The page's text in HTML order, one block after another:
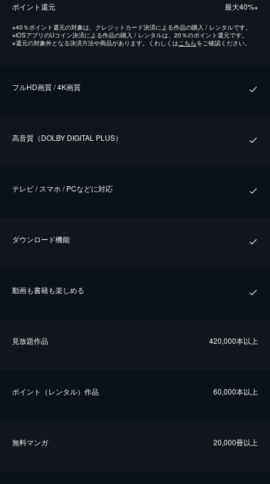
ポイント還元 最⼤40%※
※40％ポイント還元の対象は、クレジットカード決済による作品の購入 / レンタルです。
※iOSアプリのUコイン決済による作品の購入 / レンタルは、20％のポイント還元です。
※還元の対象外となる決済方法や商品があります。くわしくは こちらをご確認ください。
フルHD画質 / 4K画質
⾼⾳質（DOLBY DIGITAL PLUS）
テレビ / スマホ / PCなどに対応
ダウンロード機能
動画も書籍も楽しめる
⾒放題作品 420,000本以上
ポイント（レンタル）作品 60,000本以上
無料マンガ 20,000冊以上